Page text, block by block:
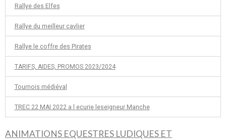
Rallye des Elfes
Rallye du meilleur cavlier
Rallye le coffre des Pirates
TARIFS, AIDES, PROMOS 2023/2024
Tournois médiéval
TREC 22 MAI 2022 a l ecurie leseigneur Manche
ANIMATIONS EQUESTRES LUDIQUES ET